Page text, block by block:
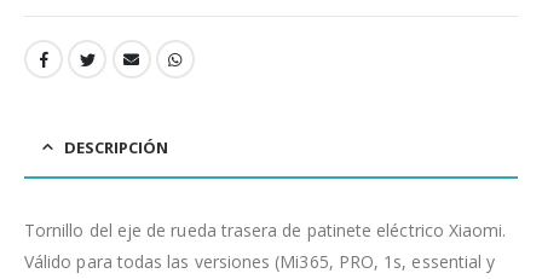
DESCRIPCIÓN
Tornillo del eje de rueda trasera de patinete eléctrico Xiaomi.
Válido para todas las versiones (Mi365, PRO, 1s, essential y